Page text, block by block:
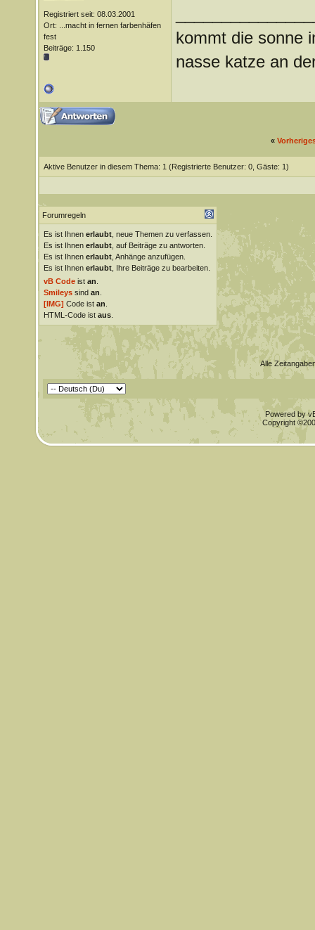
Registriert seit: 08.03.2001
Ort: ...macht in fernen farbenhäfen
fest
Beiträge: 1.150
kommt die sonne
nasse katze an
«
Aktive Benutzer in diesem Thema: 1 (Registrierte Benutzer: 0, Gäste: 1)
Forumregeln
Es ist Ihnen erlaubt, neue Themen zu verfassen.
Es ist Ihnen erlaubt, auf Beiträge zu antworten.
Es ist Ihnen erlaubt, Anhänge anzufügen.
Es ist Ihnen erlaubt, Ihre Beiträge zu bearbeiten.
vB Codeist an
Smileyssind an
[IMG] Code ist an
HTML-Code ist aus.
Alle
Powered by
Copyright